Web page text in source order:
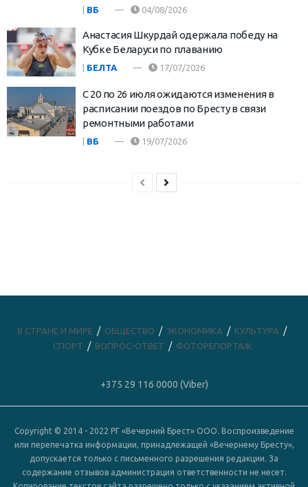
| ВБ 04/08/2026
Анастасия Шкурдай одержала победу на
Кубке Беларуси по плаванию
| БЕЛТА 17/07/2026
С 20 по 26 июля ожидаются изменения в
расписании поездов по Бресту в связи
ремонтными работами
ВБ 19/07/2026
В СТРАНЕ И МИРЕ ОБЩЕСТВО ЭКОНОМИКА
КУЛЬТУРА
СПОРТ
ВОПРОС-ОТВЕТ ФОТОРЕПОРТАЖ
+375 29 116 0000 (Viber)
Copyright © 2014 - 2022 РГ «Вечерний Брест» ООО. Воспроизведение
или перепечатка информации, принадлежащей «Вечернему Бресту»,
допускается только с письменного разрешения редакции. За
содержание отзывов администрация ответственности не несет.